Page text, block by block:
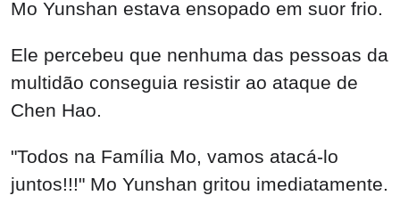
Mo Yunshan estava ensopado em suor frio.